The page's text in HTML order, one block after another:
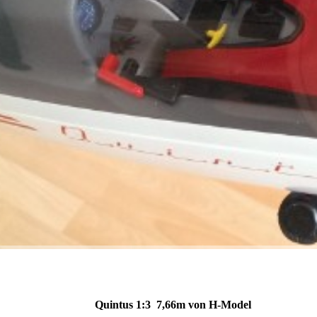
Quintus 1:3 7,66m von H-Model